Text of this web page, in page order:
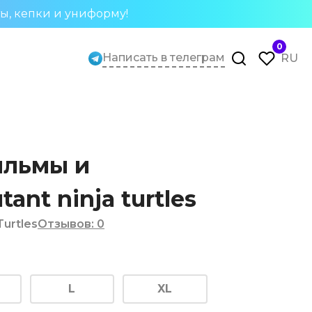
кепки и униформу!
Написать в телеграм
0
RU
и
ninja turtles
Отзывов: 0
L XL